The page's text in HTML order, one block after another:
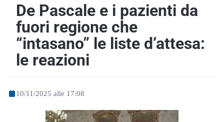
De Pascale e i pazienti da
fuori regione che
“intasano” le liste d’attesa:
le reazioni
10/11/2025 alle 17:08